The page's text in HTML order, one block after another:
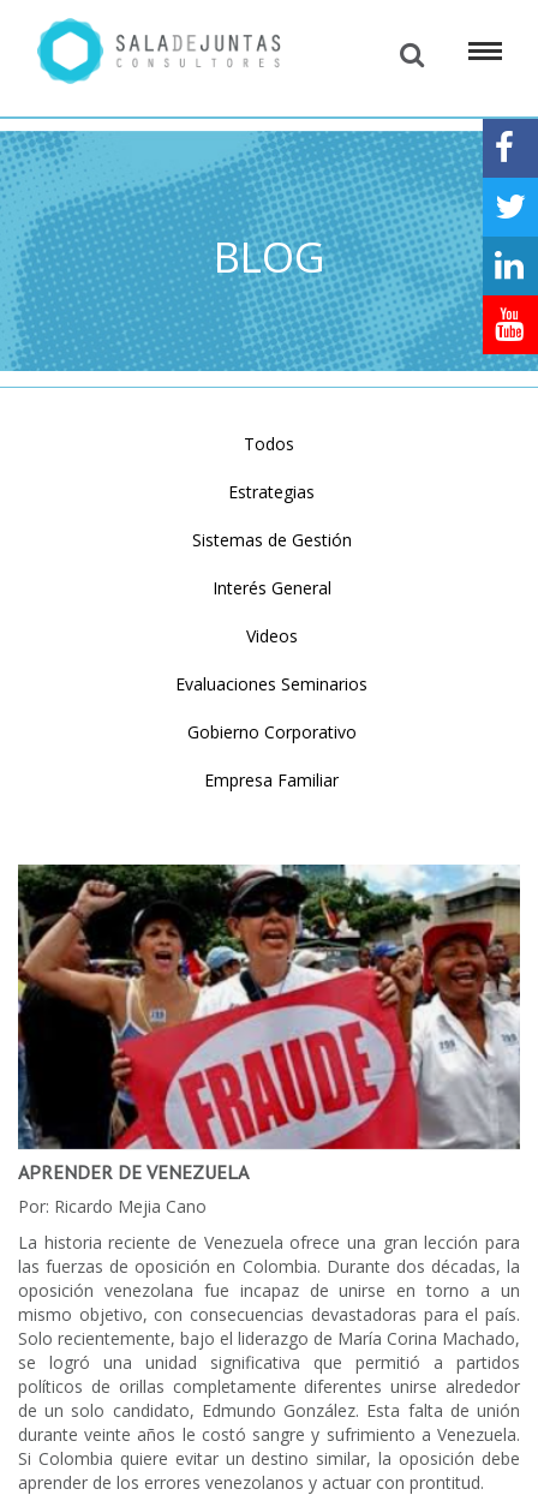
BLOG
Todos
Estrategias
Sistemas de Gestión
Interés General
Videos
Evaluaciones Seminarios
Gobierno Corporativo
Empresa Familiar
APRENDER DE VENEZUELA
Por: Ricardo Mejia Cano
La historia reciente de Venezuela ofrece una gran lección para
las fuerzas de oposición en Colombia. Durante dos décadas, la
oposición venezolana fue incapaz de unirse en torno a un
mismo objetivo, con consecuencias devastadoras para el país.
Solo recientemente, bajo el liderazgo de María Corina Machado,
se logró una unidad significativa que permitió a partidos
políticos de orillas completamente diferentes unirse alrededor
de un solo candidato, Edmundo González. Esta falta de unión
durante veinte años le costó sangre y sufrimiento a Venezuela.
Si Colombia quiere evitar un destino similar, la oposición debe
aprender de los errores venezolanos y actuar con prontitud.